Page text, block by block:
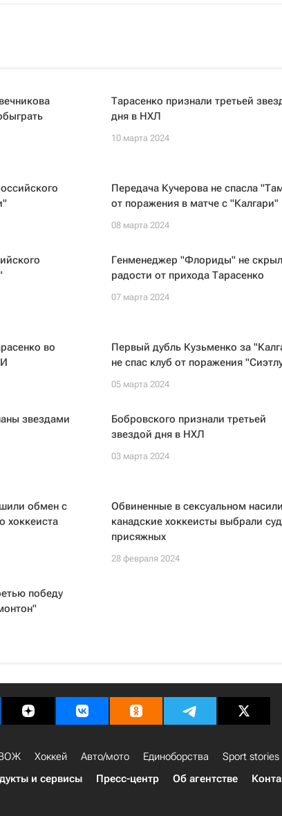
Тарасенко признали третьей
дня в НХЛ
10 марта 2024
Передача Кучерова не спасла
от поражения в матче с "Калгари"
08 марта 2024
Генменеджер "Флориды" не скрыл
радости от прихода Тарасенко
07 марта 2024
во
Первый дубль Кузьменко за
не спас клуб от поражения
05 марта 2024
звездами
Бобровского признали третьей
звездой дня в НХЛ
03 марта 2024
обмен с
хоккеиста
Обвиненные в сексуальном
канадские хоккеисты выбрали суд
присяжных
28 февраля 2024
победу
Хоккей Авто/мото Единоборства Sport stories
и сервисы Пресс-центр Об агентстве